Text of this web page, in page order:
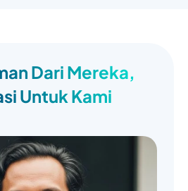
Dari Mereka,
Untuk Kami